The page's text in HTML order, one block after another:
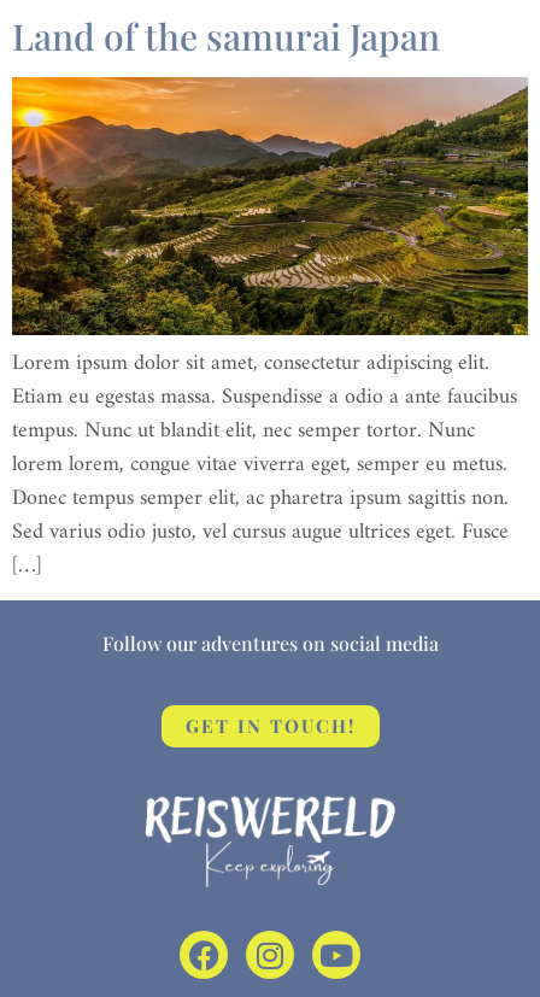
Land of the samurai Japan
Lorem ipsum dolor sit amet, consectetur adipiscing elit.
Etiam eu egestas massa. Suspendisse a odio a ante faucibus
tempus. Nunc ut blandit elit, nec semper tortor. Nunc
lorem lorem, congue vitae viverra eget, semper eu metus.
Donec tempus semper elit, ac pharetra ipsum sagittis non.
Sed varius odio justo, vel cursus augue ultrices eget. Fusce
[…]
Follow our adventures on social media
GET IN TOUCH!